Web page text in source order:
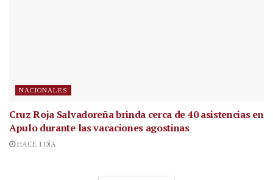
NACIONALES
Cruz Roja Salvadoreña brinda cerca de 40 asistencias en
Apulo durante las vacaciones agostinas
HACE 1 DÍA